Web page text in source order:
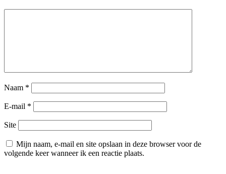
Naam *
E-mail *
Site
Mijn naam, e-mail en site opslaan in deze browser voor de
volgende keer wanneer ik een reactie plaats.